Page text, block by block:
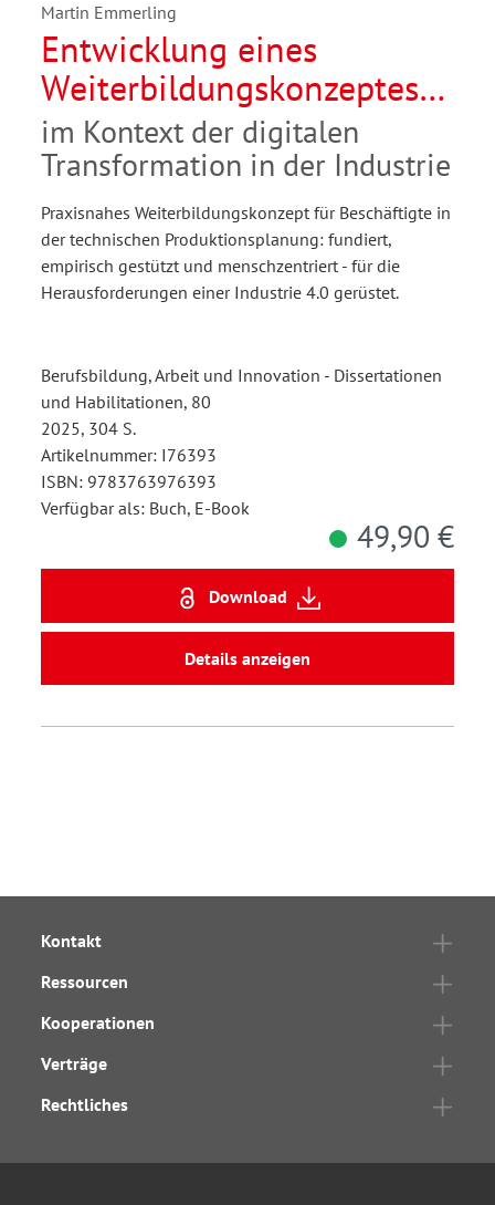
Martin Emmerling
Entwicklung eines
Weiterbildungskonzeptes
für die technische
Produktionsplanung und -
steuerung
im Kontext der digitalen
Transformation in der Industrie
Praxisnahes Weiterbildungskonzept für Beschäftigte in
der technischen Produktionsplanung: fundiert,
empirisch gestützt und menschzentriert - für die
Herausforderungen einer Industrie 4.0 gerüstet.
Berufsbildung, Arbeit und Innovation - Dissertationen
und Habilitationen, 80
2025, 304 S.
Artikelnummer: I76393
ISBN: 9783763976393
Verfügbar als: Buch, E-Book
49,90 €
Download
Details anzeigen
Kontakt
Ressourcen
Kooperationen
Verträge
Rechtliches